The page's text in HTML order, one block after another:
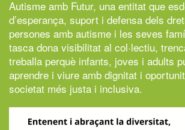
Autisme amb Futur, una entitat que
d’esperança, suport i defensa dels
persones amb autisme i les seves
tasca dona visibilitat al col·lectiu,
treballa perquè infants, joves i adults
aprendre i viure amb dignitat i
societat més justa i inclusiva.